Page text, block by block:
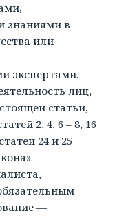
знаниями в
или
экспертами.
лиц,
статьи,
2, 4, 6 – 8, 16
24 и 25
—